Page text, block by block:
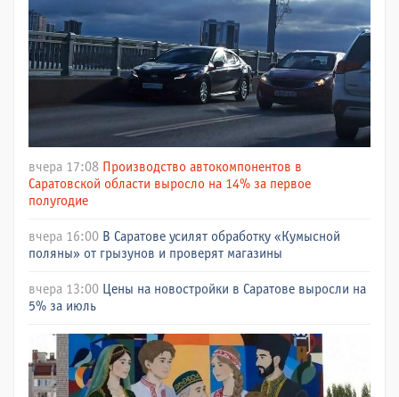
вчера 17:08 Производство автокомпонентов в
Саратовской области выросло на 14% за первое
полугодие
вчера 16:00 В Саратове усилят обработку «Кумысной
поляны» от грызунов и проверят магазины
вчера 13:00 Цены на новостройки в Саратове выросли на
5% за июль